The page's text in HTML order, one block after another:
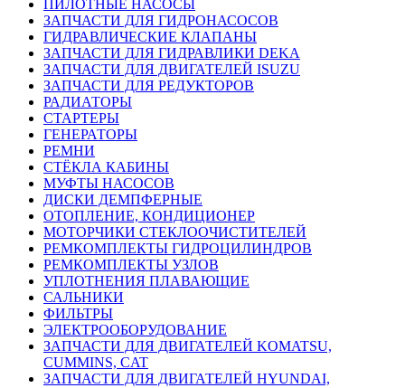
ПИЛОТНЫЕ НАСОСЫ
ЗАПЧАСТИ ДЛЯ ГИДРОНАСОСОВ
ГИДРАВЛИЧЕСКИЕ КЛАПАНЫ
ЗАПЧАСТИ ДЛЯ ГИДРАВЛИКИ DEKA
ЗАПЧАСТИ ДЛЯ ДВИГАТЕЛЕЙ ISUZU
ЗАПЧАСТИ ДЛЯ РЕДУКТОРОВ
РАДИАТОРЫ
СТАРТЕРЫ
ГЕНЕРАТОРЫ
РЕМНИ
СТЁКЛА КАБИНЫ
МУФТЫ НАСОСОВ
ДИСКИ ДЕМПФЕРНЫЕ
ОТОПЛЕНИЕ, КОНДИЦИОНЕР
МОТОРЧИКИ СТЕКЛООЧИСТИТЕЛЕЙ
РЕМКОМПЛЕКТЫ ГИДРОЦИЛИНДРОВ
РЕМКОМПЛЕКТЫ УЗЛОВ
УПЛОТНЕНИЯ ПЛАВАЮЩИЕ
САЛЬНИКИ
ФИЛЬТРЫ
ЭЛЕКТРООБОРУДОВАНИЕ
ЗАПЧАСТИ ДЛЯ ДВИГАТЕЛЕЙ KOMATSU,
CUMMINS, CAT
ЗАПЧАСТИ ДЛЯ ДВИГАТЕЛЕЙ HYUNDAI,